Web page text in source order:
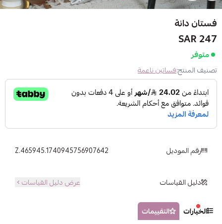
فستان دانة
247 SAR
متوفر
تصنيف المنتج:فساتين ناعمة
رقم الموديل Z.465945.1740945756907642
دليل القياسات عرض دليل القياسات
الخيارات
التقييمات